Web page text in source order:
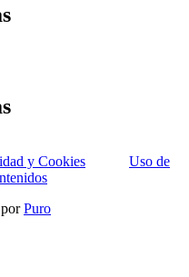
y Cookies
Uso de
Puro